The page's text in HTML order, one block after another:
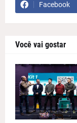
Facebook
Você vai gostar